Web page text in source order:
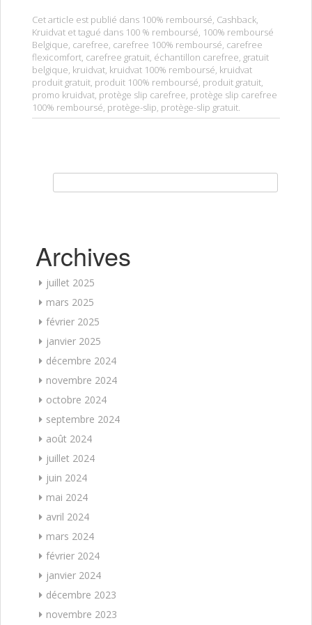
Cet article est publié dans 100% remboursé, Cashback,
Kruidvat et tagué dans 100 % remboursé, 100% remboursé
Belgique, carefree, carefree 100% remboursé, carefree
flexicomfort, carefree gratuit, échantillon carefree, gratuit
belgique, kruidvat, kruidvat 100% remboursé, kruidvat
produit gratuit, produit 100% remboursé, produit gratuit,
promo kruidvat, protège slip carefree, protège slip carefree
100% remboursé, protège-slip, protège-slip gratuit.
Archives
juillet 2025
mars 2025
février 2025
janvier 2025
décembre 2024
novembre 2024
octobre 2024
septembre 2024
août 2024
juillet 2024
juin 2024
mai 2024
avril 2024
mars 2024
février 2024
janvier 2024
décembre 2023
novembre 2023